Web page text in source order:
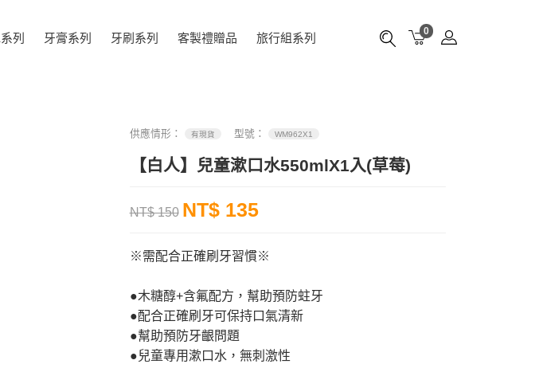
列 牙膏系列 牙刷系列 客製禮贈品 旅行組系列 0
供應情形： 有現貨 型號： WM962X1
【白人】兒童漱口水550mlX1入(草莓)
NT$ 150 NT$ 135
※需配合正確刷牙習慣※
●木糖醇+含氟配方，幫助預防蛀牙
●配合正確刷牙可保持口氣清新
●幫助預防牙齦問題
●兒童專用漱口水，無刺激性